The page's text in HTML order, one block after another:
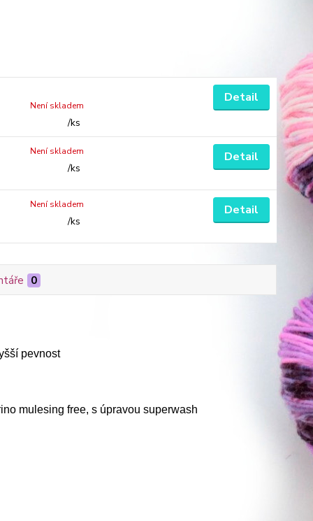
/ks
Není skladem
Detail
/ks
Není skladem Detail
/ks
Není skladem Detail
0
pevnost
mulesing free, s úpravou superwash